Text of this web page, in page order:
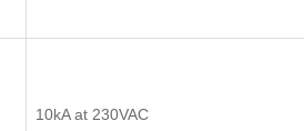
10kA at 230VAC